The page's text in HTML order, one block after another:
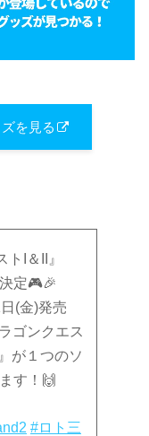
を見る
I＆II』
定🎮🎉
(金)発売
ゴンクエス
が１つのソ
す！🙌
#ロト三